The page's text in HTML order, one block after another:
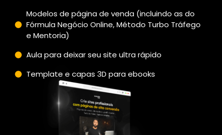
Modelos de página de venda (incluindo as do
Fórmula Negócio Online, Método Turbo Tráfego
e Mentoria)
Aula para deixar seu site ultra rápido
Template e capas 3D para ebooks